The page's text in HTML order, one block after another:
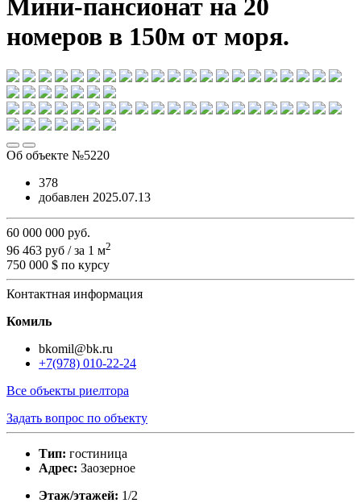
Мини-пансионат на 20
номеров в 150м от моря.
Об объекте №5220
378
добавлен 2025.07.13
60 000 000 руб.
96 463 руб / за 1 м2
750 000 $ по курсу
Контактная информация
Комиль
bkomil@bk.ru
+7(978) 010-22-24
Все объекты риелтора
Задать вопрос по объекту
Тип: гостиница
Адрес: Заозерное
Этаж/этажей: 1/2